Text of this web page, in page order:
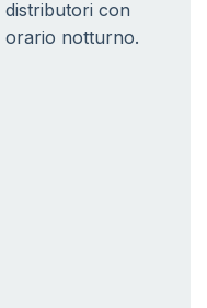
distributori con
orario notturno.